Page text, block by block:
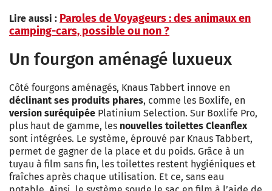
Lire aussi : Paroles de Voyageurs : des animaux en
camping-cars, possible ou non ?
Un fourgon aménagé luxueux
Côté fourgons aménagés, Knaus Tabbert innove en
déclinant ses produits phares, comme les Boxlife, en
version suréquipée Platinium Selection. Sur Boxlife Pro,
plus haut de gamme, les nouvelles toilettes Cleanflex
sont intégrées. Le système, éprouvé par Knaus Tabbert,
permet de gagner de la place et du poids. Grâce à un
tuyau à film sans fin, les toilettes restent hygiéniques et
fraîches après chaque utilisation. Et ce, sans eau